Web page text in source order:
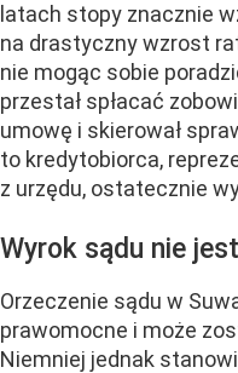
latach stopy znacznie
na drastyczny wzrost
nie mogąc sobie
przestał spłacać
umowę i skierował
to kredytobiorca,
z urzędu, ostatecznie
Wyrok sądu nie
Orzeczenie sądu w
prawomocne i może
Niemniej jednak